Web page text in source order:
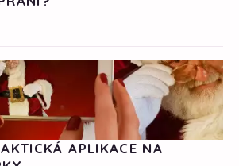
APLIKACE NA